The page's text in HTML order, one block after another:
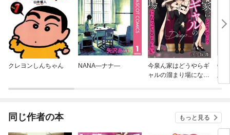
クレヨンしんちゃん NANA—ナナ—
今泉ん家はどうやらギ
ャルの溜まり場になっ
版
同じ作者の本 もっと見る